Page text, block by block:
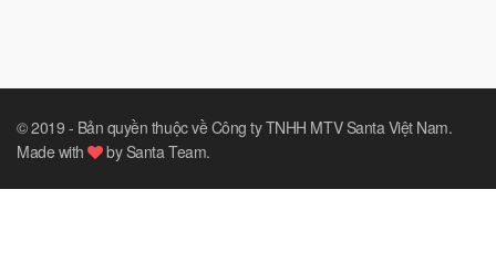
© 2019 - Bản quyền thuộc về Công ty TNHH MTV Santa Việt Nam.
Made with
by Santa Team.